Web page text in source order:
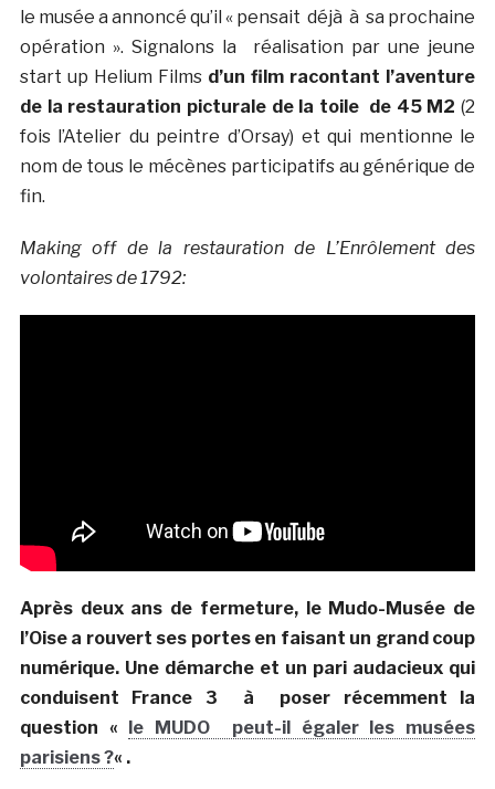
le musée a annoncé qu’il « pensait déjà à sa prochaine
opération ». Signalons la réalisation par une jeune
start up Helium Films d’un film racontant l’aventure
de la restauration picturale de la toile de 45 M2 (2
fois l’Atelier du peintre d’Orsay) et qui mentionne le
nom de tous le mécènes participatifs au générique de
fin.
Making off de la restauration de L’Enrôlement des
volontaires de 1792:
Après deux ans de fermeture, le Mudo-Musée de
l’Oise a rouvert ses portes en faisant un grand coup
numérique. Une démarche et un pari audacieux qui
conduisent France 3 à poser récemment la
question «
le MUDO peut-il égaler les musées
parisiens ?« .